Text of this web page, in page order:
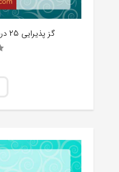
گز پذیرایی 25 درصد مغز پسته زعفرانی آنتیک